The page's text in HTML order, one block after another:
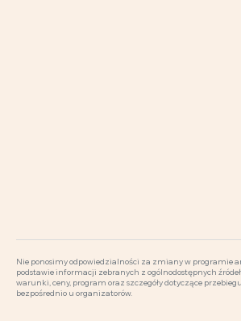
Nie ponosimy odpowiedzialności za zmiany w programie
podstawie informacji zebranych z ogólnodostępnych
warunki, ceny, program oraz szczegóły dotyczące
bezpośrednio u organizatorów.